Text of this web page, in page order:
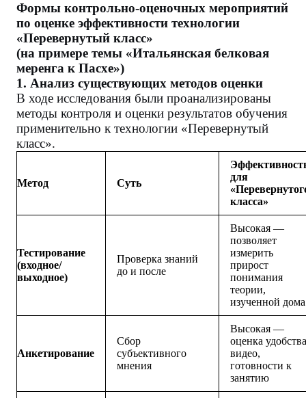
Формы контрольно-оценочных мероприятий
по оценке эффективности технологии
«Перевернутый класс»
(на примере темы «Итальянская белковая
меренга к Пасхе»)
1. Анализ существующих методов оценки
В ходе исследования были проанализированы
методы контроля и оценки результатов обучения
применительно к технологии «Перевернутый
класс».
Метод Суть
для
класса»
Тестирование
(входное/
выходное)
Проверка знаний
до и после
Высокая —
позволяет
измерить
прирост
понимания
теории,
изученной дома
Анкетирование
Сбор
субъективного
мнения
Высокая —
оценка удобства
видео,
готовности к
занятию